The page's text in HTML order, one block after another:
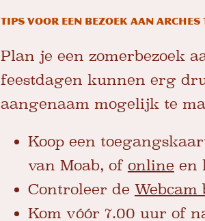
Tips voor een bezoek aan
Plan je een zomerbezoek
feestdagen kunnen erg
aangenaam mogelijk te
Koop een
van Moab, of online en
Controleer de
Kom vóór 7.00 uur of